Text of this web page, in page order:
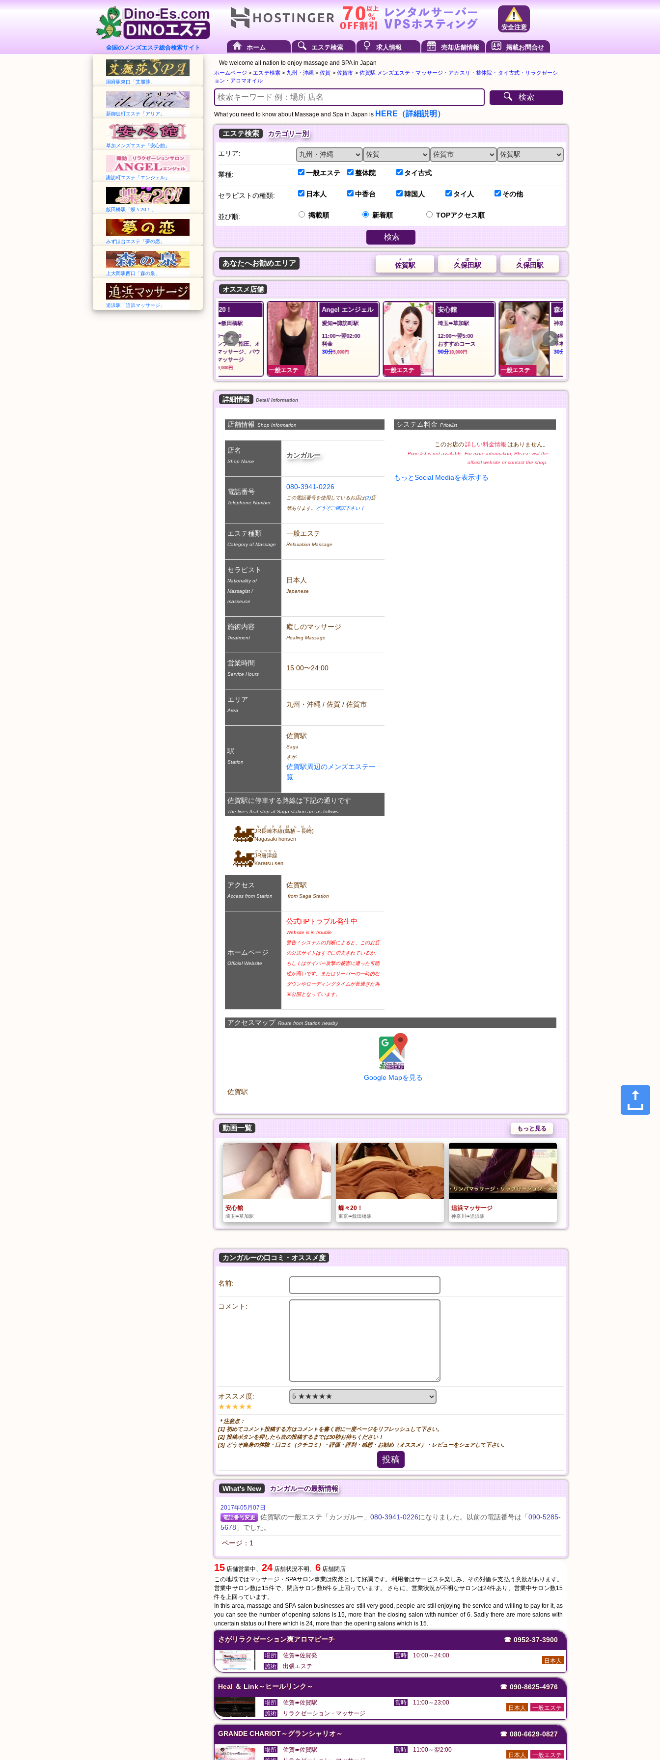
全国のメンズエステ総合検索サイト
安全注意
ホーム エステ検索 求人情報 売却店舗情報 掲載お問合せ
国府駅東口「艾麗莎」
新御徒町エステ「アリア」
草加メンズエステ「安心館」
諏訪町エステ「エンジェル」
飯田橋駅「蝶々20！」
みずほ台エステ「夢の恋」
上大岡駅西口「森の泉」
追浜駅「追浜マッサージ」
We welcome all nation to enjoy massage and SPA in Japan
ホームページ > エステ検索> 九州・沖縄 >佐賀 > 佐賀市 > 佐賀駅 メンズエステ・マッサージ・アカスリ・整体院・タイ古式・リラクゼーシ
ョン・アロマオイル
検索
What you need to know about Massage and Spa in Japan is HERE（詳細説明）
エステ検索 カテゴリー別
エリア:
業種: 一般エステ 整体院 タイ古式
セラピストの種類: 日本人 中香台 韓国人 タイ人 その他
並び順: 掲載順 新着順 TOPアクセス順
検索
あなたへお勧めエリア 久保田駅
くぼた
久保田駅
くぼた
佐賀駅
さが
オススメ店舗
蝶々20！
一般エステ
Angel エンジェル
愛知➠諏訪町駅
11:00〜翌02:00
料金
30分
安心館
埼玉➠草加駅
12:00〜翌5:00
おすすめコース
90分 10,000円
森の泉
神奈川➠上大岡駅
24時間
基本指圧
30分
5,000円
詳細情報 Detail Information
システム料金 Pricelist
このお店の詳しい料金情報 はありません。
Price list is not available. For more information, Please visit the
official website or contact the shop.
もっとSocial Mediaを表示する
店舗情報 Shop Information
店名
Shop Name
カンガルー
電話番号
Telephone Number
080-3941-0226
この電話番号を使用しているお店は(2)店
舗あります。 どうぞご確認下さい！
エステ種類
Category of Massage
一般エステ
Relaxation Massage
セラピスト
Nationality of
Massagist /
masseuse
日本人
Japanese
施術内容
Treatment
癒しのマッサージ
Healing Massage
営業時間
Service Hours
15:00〜24:00
エリア
Area
九州・沖縄 / 佐賀 / 佐賀市
駅
Station
佐賀駅
Saga
さが
佐賀駅周辺のメンズエステ一
覧
佐賀駅に停車する路線は下記の通りです
The lines that stop at Saga station are as follows:
🚂JR長崎本線(鳥栖～長崎)
ながさきほんせん
Nagasaki honsen
🚂JR唐津線
からつせん
Karatsu sen
アクセス
Access from Station
佐賀駅
from Saga Station
ホームページ
Official Website
公式HPトラブル発生中
Website is in trouble
警告！システムの判断によると、このお店
の公式サイトはすでに消去されているか、
もしくはサイバー攻撃の被害に遭った可能
性が高いです。またはサーバーの一時的な
ダウンやローディングタイムが長過ぎた為
非公開となっています。
アクセスマップ Route from Station nearby
Google Mapを見る
佐賀駅
動画一覧 もっと見る
安心館
埼玉➠草加駅
蝶々20！
東京➠飯田橋駅
追浜マッサージ
神奈川➠追浜駅
カンガルーの口コミ・オススメ度
名前:
コメント:
オススメ度:
★★★★★
＊注意点：
[1] 初めてコメント投稿する方はコメントを書く前に一度ページをリフレッシュして下さい。
[2] 投稿ボタンを押したら次の投稿するまでは30秒お待ちください！
[3] どうぞ自身の体験・口コミ（クチコミ）・評価・評判・感想・お勧め（オススメ）・レビューをシェアして下さい。
投稿
What's New カンガルーの最新情報
2017年05月07日
電話番号変更 佐賀駅の一般エステ「カンガルー」 080-3941-0226になりました。以前の電話番号は「090-5285-
5678 」でした。
ページ：1
15 店舗営業中、 24 店舗状況不明、 6 店舗閉店
この地域ではマッサージ・SPAサロン事業は依然として好調です。利用者はサービスを楽しみ、その対価を支払う意欲があります。
営業中サロン数は15件で、閉店サロン数6件を上回っています。 さらに、営業状況が不明なサロンは24件あり、営業中サロン数15
件を上回っています。
In this area, massage and SPA salon businesses are still very good, people are still enjoying the service and willing to pay for it, as
you can see the number of opening salons is 15, more than the closing salon with number of 6. Sadly there are more salons with
uncertain status out there which is 24, more than the opening salons which is 15.
さがリラクゼーション爽アロマピーチ ☎ 0952-37-3900
場所 佐賀➠佐賀発 営時 10:00～24:00
日本人
施術 出張エステ
Heal ＆ Link～ヒールリンク～ ☎ 090-8625-4976
場所 佐賀➠佐賀駅 営時 11:00～23:00
一般エステ
日本人
施術 リラクゼーション・マッサージ
GRANDE CHARIOT～グランシャリオ～ ☎ 080-6629-0827
場所 佐賀➠佐賀駅 営時 11:00～翌2:00
一般エステ
日本人